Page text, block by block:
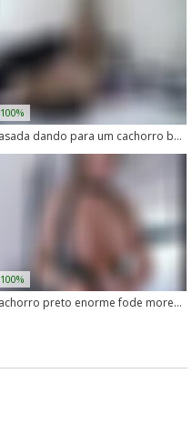
100%
Casada dando para um cachorro bem dotado
100%
Cachorro preto enorme fode morena gostosa sem dó